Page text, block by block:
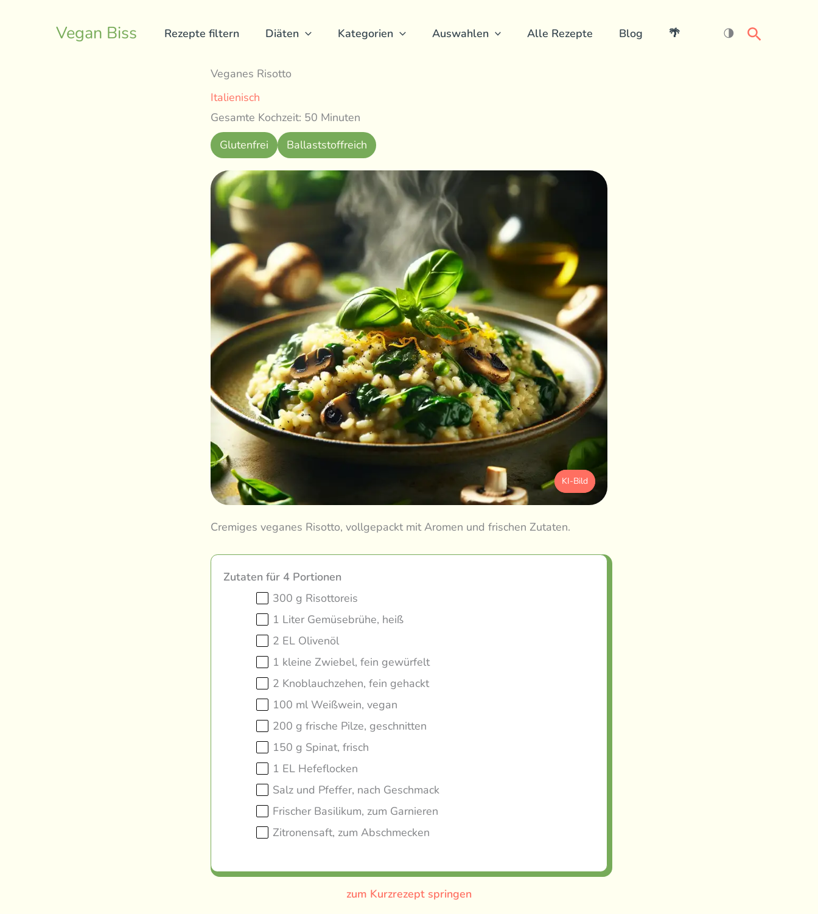
Vegan Biss Rezepte filtern Diäten Kategorien Auswahlen Alle Rezepte Blog 🌴 🌗 Search
Veganes Risotto
Italienisch
Gesamte Kochzeit: 50 Minuten
Glutenfrei
Ballaststoffreich
KI-Bild
Cremiges veganes Risotto, vollgepackt mit Aromen und frischen Zutaten.
Zutaten für 4 Portionen
300 g Risottoreis
1 Liter Gemüsebrühe, heiß
2 EL Olivenöl
1 kleine Zwiebel, fein gewürfelt
2 Knoblauchzehen, fein gehackt
100 ml Weißwein, vegan
200 g frische Pilze, geschnitten
150 g Spinat, frisch
1 EL Hefeflocken
Salz und Pfeffer, nach Geschmack
Frischer Basilikum, zum Garnieren
Zitronensaft, zum Abschmecken
zum Kurzrezept springen